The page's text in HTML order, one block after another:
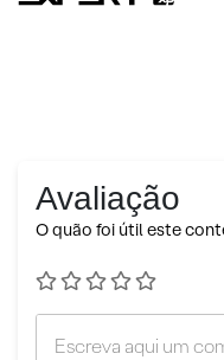
Avaliação
O quão foi útil este